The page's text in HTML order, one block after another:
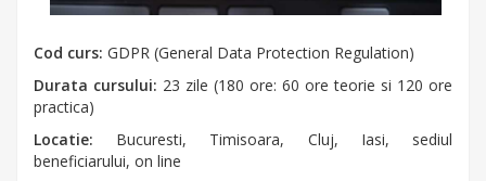
Cod curs: GDPR (General Data Protection Regulation)
Durata cursului: 23 zile (180 ore: 60 ore teorie si 120 ore
practica)
Locatie: Bucuresti, Timisoara, Cluj, Iasi, sediul
beneficiarului, on line